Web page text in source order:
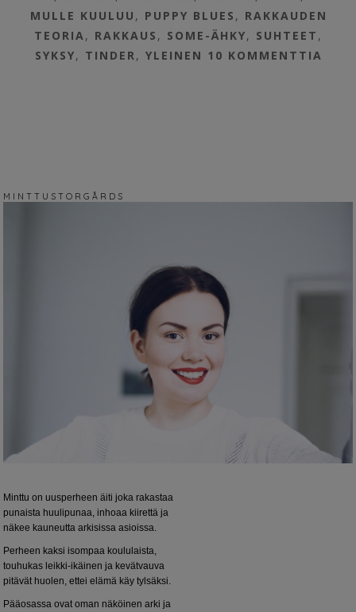
MULLE KUULUU , PUPPY BLUES , RAKKAUDEN
TEORIA , RAKKAUS , SOME-ÄHKY, SUHTEET ,
SYKSY, TINDER , YLEINEN 10 KOMMENTTIA
M I N T T U S T O R G Å R D S
Minttu on uusperheen äiti joka rakastaa
punaista huulipunaa, inhoaa kiirettä ja
näkee kauneutta arkisissa asioissa.
Perheen kaksi isompaa koululaista,
touhukas leikki-ikäinen ja kevätvauva
pitävät huolen, ettei elämä käy tylsäksi.
Pääosassa ovat oman näköinen arki ja